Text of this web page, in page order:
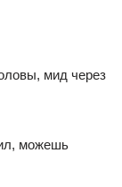
мид через
можешь